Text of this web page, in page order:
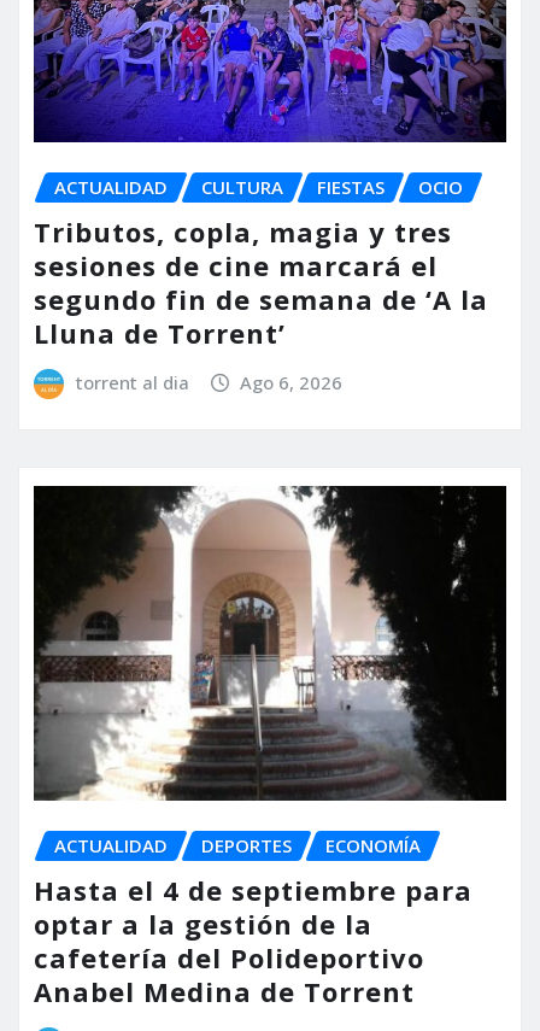
ACTUALIDAD CULTURA FIESTAS OCIO
Tributos, copla, magia y tres
sesiones de cine marcará el
segundo fin de semana de ‘A la
Lluna de Torrent’
torrent al dia Ago 6, 2026
ACTUALIDAD DEPORTES ECONOMÍA
Hasta el 4 de septiembre para
optar a la gestión de la
cafetería del Polideportivo
Anabel Medina de Torrent